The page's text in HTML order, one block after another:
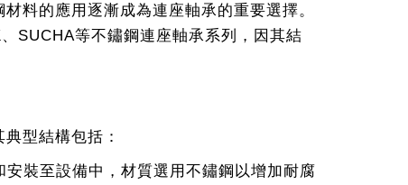
料的應用逐漸成為連座軸承的重要選擇。
SUCHA等不鏽鋼連座軸承系列，因其結
型結構包括：
裝至設備中，材質選用不鏽鋼以增加耐腐